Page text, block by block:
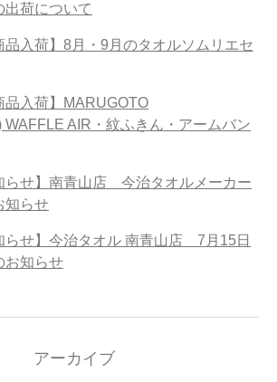
出荷について
品入荷】8月・9月のタオルソムリエセ
品入荷】MARUGOTO
WAFFLE AIR・紋ふきん・アームバン
らせ】南青山店 今治タオルメーカー
知らせ
らせ】今治タオル 南青山店 7月15日
お知らせ
アーカイブ